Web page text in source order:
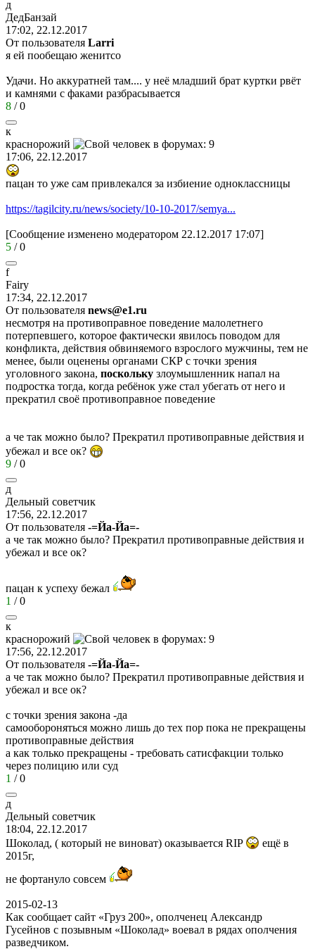
д
ДедБанзай
17:02, 22.12.2017
От пользователя Larri
я ей пообещаю женитсо
Удачи. Но аккуратней там.... у неё младший брат куртки рвёт
и камнями с факами разбрасывается
8 /0
к
краснорожий
17:06, 22.12.2017
пацан то уже сам привлекался за избиение одноклассницы
https://tagilcity.ru/news/society/10-10-2017/semya...
[Сообщение изменено модератором 22.12.2017 17:07]
5 /0
f
Fairy
17:34, 22.12.2017
От пользователя news@e1.ru
несмотря на противоправное поведение малолетнего
потерпевшего, которое фактически явилось поводом для
конфликта, действия обвиняемого взрослого мужчины, тем не
менее, были оценены органами СКР с точки зрения
уголовного закона, поскольку злоумышленник напал на
подростка тогда, когда ребёнок уже стал убегать от него и
прекратил своё противоправное поведение
а че так можно было? Прекратил противоправные действия и
убежал и все ок?
9 /0
д
Дельный советчик
17:56, 22.12.2017
От пользователя -=Йа-Йа=-
а че так можно было? Прекратил противоправные действия и
убежал и все ок?
пацан к успеху бежал
1 /0
к
краснорожий
17:56, 22.12.2017
От пользователя -=Йа-Йа=-
а че так можно было? Прекратил противоправные действия и
убежал и все ок?
с точки зрения закона -да
самообороняться можно лишь до тех пор пока не прекращены
противоправные действия
а как только прекращены - требовать сатисфакции только
через полицию или суд
1 /0
д
Дельный советчик
18:04, 22.12.2017
Шоколад, ( который не виноват) оказывается RIP
ещё в
2015г,
не фортануло совсем
2015-02-13
Как сообщает сайт «Груз 200», ополченец Александр
Гусейнов с позывным «Шоколад» воевал в рядах ополчения
разведчиком.